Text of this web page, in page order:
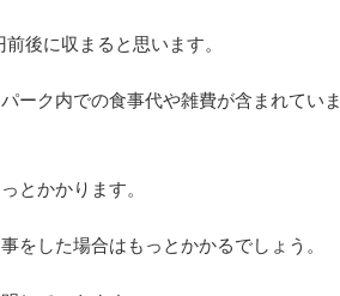
後に収まると思います。
パーク内での食事代や雑費が含まれていま
とかかります。
をした場合はもっとかかるでしょう。